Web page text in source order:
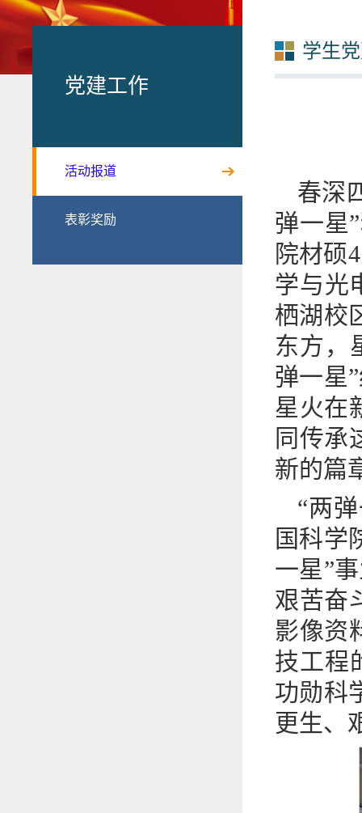
党建工作
活动报道
表彰奖励
学生
春深
弹一星
院材硕
学与光
栖湖校
东方，
弹一星
星火在
同传承
新的篇
“两
国科学
一星”
艰苦奋
影像资
技工程
功勋科
更生、